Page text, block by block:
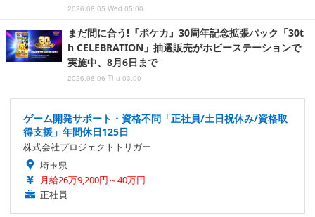
2026.08.05 Wed 05:00
まだ間に合う!『ポケカ』30周年記念拡張パック「30t
h CELEBRATION」抽選販売がホビーステーションで
実施中、8月6日まで
2026.08.06 Thu 03:00
ゲーム開発サポート・資格不問「正社員/土日祝休み/資格取
得支援」年間休日125日
株式会社プロジェクトトリガー
埼玉県
月給26万9,200円～40万円
正社員